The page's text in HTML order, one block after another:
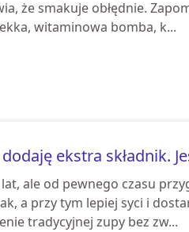
że smakuje obłędnie.
witaminowa bomba, k...
ekstra składnik.
ale od pewnego czasu
a przy tym lepiej syci i
tradycyjnej zupy bez zw...